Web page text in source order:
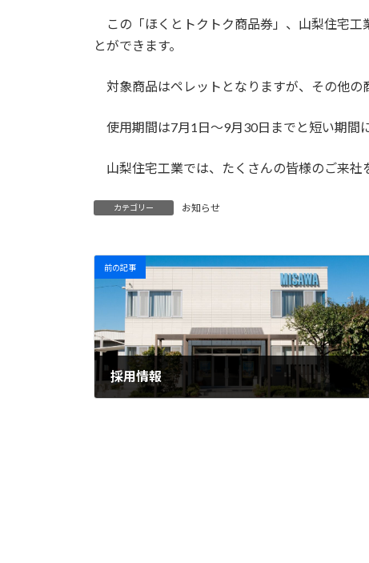
この「ほくとトクトク商品券」、山梨住宅工
とができます。
対象商品はペレットとなりますが、その他の
使用期間は7月1日～9月30日までと短い期間
山梨住宅工業では、たくさんの皆様のご来社
カテゴリー お知らせ
前の記事
採用情報